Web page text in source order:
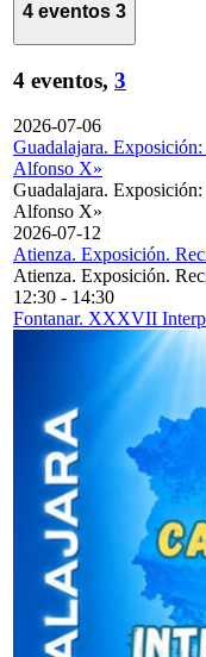
4 eventos 3
4 eventos, 3
2026-07-06
Guadalajara.
Alfonso X»
Guadalajara.
Alfonso X»
2026-07-12
Atienza. Exposición.
Atienza. Exposición.
12:30 - 14:30
Fontanar. XXXVII